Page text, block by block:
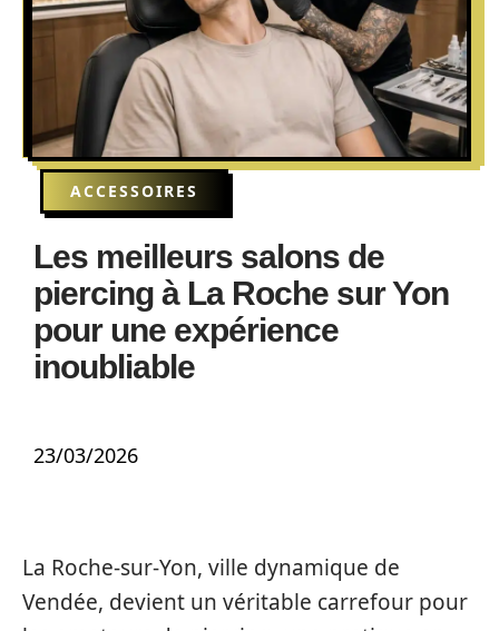
ACCESSOIRES
Les meilleurs salons de
piercing à La Roche sur Yon
pour une expérience
inoubliable
23/03/2026
La Roche-sur-Yon, ville dynamique de
Vendée, devient un véritable carrefour pour